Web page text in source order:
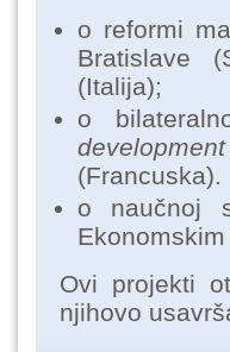
o reformi
Bratislave
(Italija);
o
development
(Francuska).
o naučnoj
Ovi projekti
njihovo